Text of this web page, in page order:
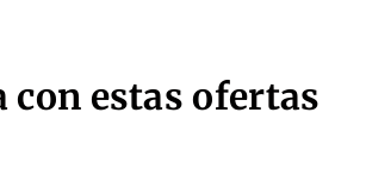
estas ofertas